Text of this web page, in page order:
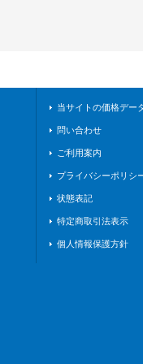
当サイトの価格デー
問い合わせ
ご利用案内
プライバシーポリシ
状態表記
特定商取引法表示
個人情報保護方針